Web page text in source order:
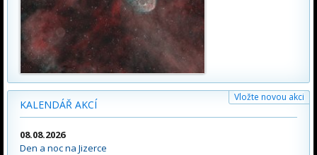
KALENDÁŘ AKCÍ
Vložte novou akci
08.08.2026
Den a noc na Jizerce